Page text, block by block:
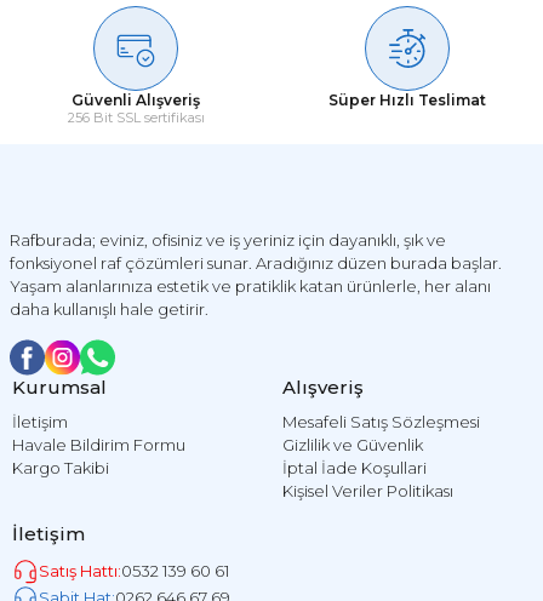
Güvenli Alışveriş
256 Bit SSL sertifikası
Süper Hızlı Teslimat
Rafburada; eviniz, ofisiniz ve iş yeriniz için dayanıklı, şık ve
fonksiyonel raf çözümleri sunar. Aradığınız düzen burada başlar.
Yaşam alanlarınıza estetik ve pratiklik katan ürünlerle, her alanı
daha kullanışlı hale getirir.
Kurumsal
İletişim
Havale Bildirim Formu
Kargo Takibi
Alışveriş
Mesafeli Satış Sözleşmesi
Gizlilik ve Güvenlik
İptal İade Koşullari
Kişisel Veriler Politikası
İletişim
Satış Hattı:0532 139 60 61